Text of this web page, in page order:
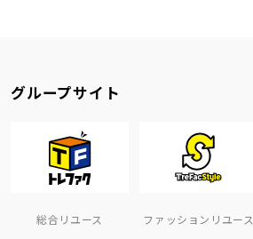
グループサイト
総合リユース ファッションリユース